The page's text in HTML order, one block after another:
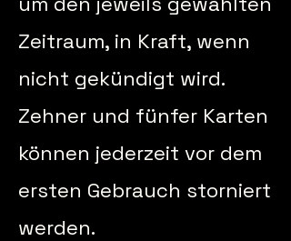
Zeitraum, in Kraft, wenn
nicht gekündigt wird.
Zehner und fünfer Karten
können jederzeit vor dem
ersten Gebrauch storniert
werden.